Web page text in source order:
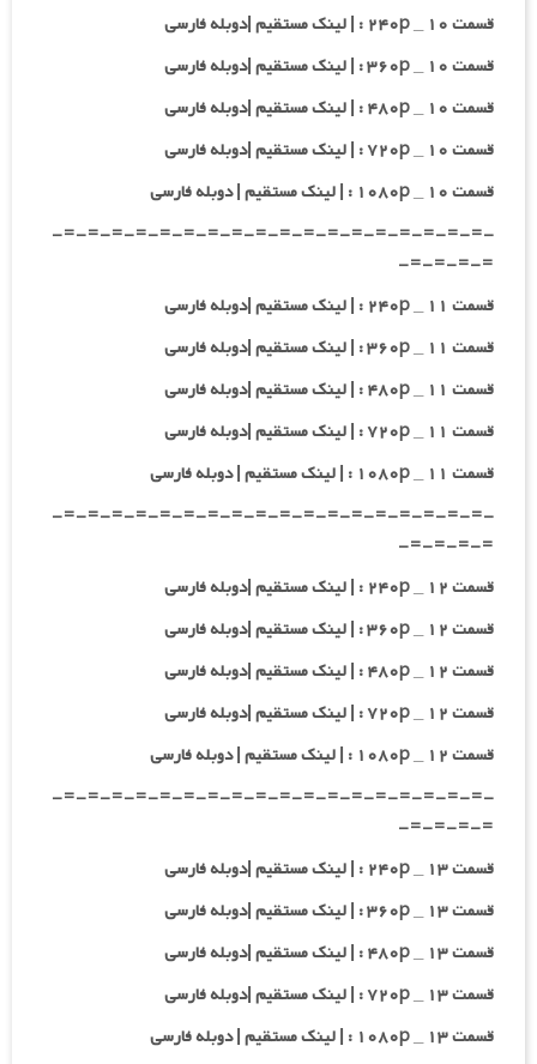
قسمت ۱۰ _ ۲۴۰p : | لینک مستقیم |دوبله فارسی
قسمت ۱۰ _ ۳۶۰p : | لینک مستقیم |دوبله فارسی
قسمت ۱۰ _ ۴۸۰p : | لینک مستقیم |دوبله فارسی
قسمت ۱۰ _ ۷۲۰p : | لینک مستقیم |دوبله فارسی
قسمت ۱۰ _ ۱۰۸۰p : | لینک مستقیم | دوبله فارسی
-=-=-=-=-=-=-=-=-=-=-=-=-=-=-=-=-=-=-
=-=-=-=-
قسمت ۱۱ _ ۲۴۰p : | لینک مستقیم |دوبله فارسی
قسمت ۱۱ _ ۳۶۰p : | لینک مستقیم |دوبله فارسی
قسمت ۱۱ _ ۴۸۰p : | لینک مستقیم |دوبله فارسی
قسمت ۱۱ _ ۷۲۰p : | لینک مستقیم |دوبله فارسی
قسمت ۱۱ _ ۱۰۸۰p : | لینک مستقیم | دوبله فارسی
-=-=-=-=-=-=-=-=-=-=-=-=-=-=-=-=-=-=-
=-=-=-=-
قسمت ۱۲ _ ۲۴۰p : | لینک مستقیم |دوبله فارسی
قسمت ۱۲ _ ۳۶۰p : | لینک مستقیم |دوبله فارسی
قسمت ۱۲ _ ۴۸۰p : | لینک مستقیم |دوبله فارسی
قسمت ۱۲ _ ۷۲۰p : | لینک مستقیم |دوبله فارسی
قسمت ۱۲ _ ۱۰۸۰p : | لینک مستقیم | دوبله فارسی
-=-=-=-=-=-=-=-=-=-=-=-=-=-=-=-=-=-=-
=-=-=-=-
قسمت ۱۳ _ ۲۴۰p : | لینک مستقیم |دوبله فارسی
قسمت ۱۳ _ ۳۶۰p : | لینک مستقیم |دوبله فارسی
قسمت ۱۳ _ ۴۸۰p : | لینک مستقیم |دوبله فارسی
قسمت ۱۳ _ ۷۲۰p : | لینک مستقیم |دوبله فارسی
قسمت ۱۳ _ ۱۰۸۰p : | لینک مستقیم | دوبله فارسی